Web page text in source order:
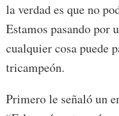
la verdad es que no
Estamos pasando por
cualquier cosa puede
tricampeón.
Primero le señaló un